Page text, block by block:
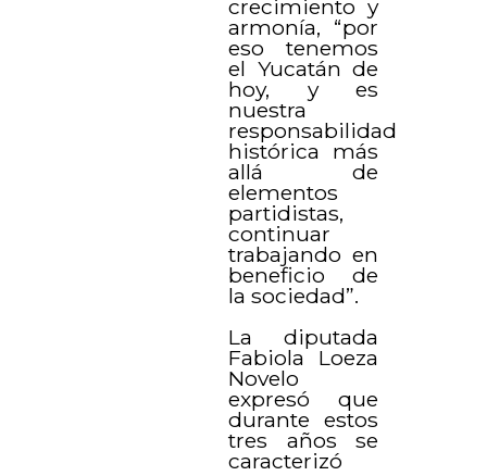
crecimiento y
armonía, “por
eso tenemos
el Yucatán de
hoy, y es
nuestra
responsabilidad
histórica más
allá de
elementos
partidistas,
continuar
trabajando en
beneficio de
la sociedad”.
La diputada
Fabiola Loeza
Novelo
expresó que
durante estos
tres años se
caracterizó